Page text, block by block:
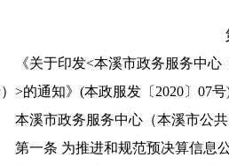
《关于印发<本溪市政务服务中
>的通知》(本政服发〔2020〕07号
本溪市政务服务中心（本溪市公
第一条 为推进和规范预决算信息